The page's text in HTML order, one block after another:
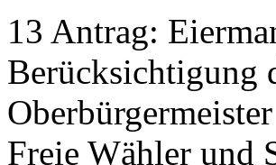
13 Antrag:
Berücksichtigung
Freie Wähler und